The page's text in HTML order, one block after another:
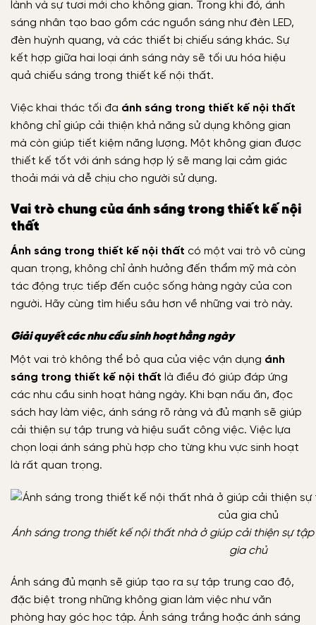
lành và sự tươi mới cho không gian. Trong khi đó, ánh
sáng nhân tạo bao gồm các nguồn sáng như đèn LED,
đèn huỳnh quang, và các thiết bị chiếu sáng khác. Sự
kết hợp giữa hai loại ánh sáng này sẽ tối ưu hóa hiệu
quả chiếu sáng trong thiết kế nội thất.
Việc khai thác tối đa ánh sáng trong thiết kế nội thất
không chỉ giúp cải thiện khả năng sử dụng không gian
mà còn giúp tiết kiệm năng lượng. Một không gian được
thiết kế tốt với ánh sáng hợp lý sẽ mang lại cảm giác
thoải mái và dễ chịu cho người sử dụng.
Vai trò chung của ánh sáng trong thiết kế nội
thất
Ánh sáng trong thiết kế nội thất có một vai trò vô cùng
quan trọng, không chỉ ảnh hưởng đến thẩm mỹ mà còn
tác động trực tiếp đến cuộc sống hàng ngày của con
người. Hãy cùng tìm hiểu sâu hơn về những vai trò này.
Giải quyết các nhu cầu sinh hoạt hằng ngày
Một vai trò không thể bỏ qua của việc vận dụng ánh
sáng trong thiết kế nội thất là điều đó giúp đáp ứng
các nhu cầu sinh hoạt hàng ngày. Khi bạn nấu ăn, đọc
sách hay làm việc, ánh sáng rõ ràng và đủ mạnh sẽ giúp
cải thiện sự tập trung và hiệu suất công việc. Việc lựa
chọn loại ánh sáng phù hợp cho từng khu vực sinh hoạt
là rất quan trọng.
Ánh sáng trong thiết kế nội thất nhà ở giúp cải thiện sự
gia chủ
Ánh sáng đủ mạnh sẽ giúp tạo ra sự tập trung cao độ,
đặc biệt trong những không gian làm việc như văn
phòng hay góc học tập. Ánh sáng trắng hoặc ánh sáng